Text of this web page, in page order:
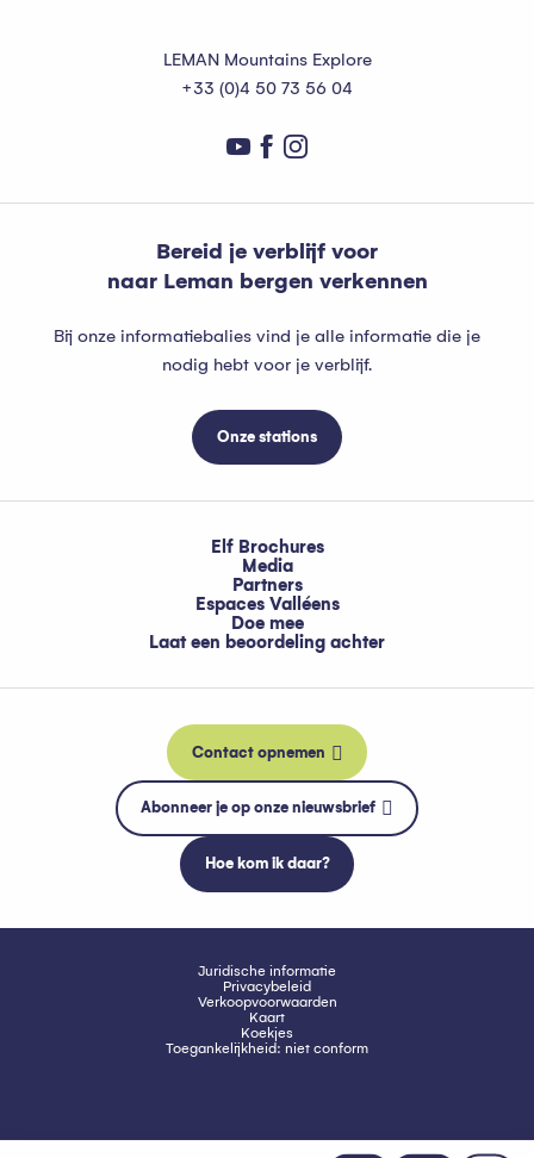
LEMAN Mountains Explore
+33 (0)4 50 73 56 04
Bereid je verblijf voor
naar Leman bergen verkennen
Bij onze informatiebalies vind je alle informatie die je
nodig hebt voor je verblijf.
Onze stations
Elf Brochures
Media
Partners
Espaces Valléens
Doe mee
Laat een beoordeling achter
Contact opnemen
Abonneer je op onze nieuwsbrief
Hoe kom ik daar?
Juridische informatie
Privacybeleid
Verkoopvoorwaarden
Kaart
Koekjes
Toegankelijkheid: niet conform